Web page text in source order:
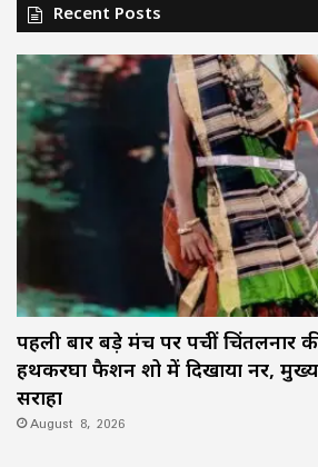
Recent Posts
पहली बार बड़े मंच पर पहुंचीं चिंतलनार
हथकरघा फैशन शो में दिखाया हुनर,
सराहा
August 8, 2026